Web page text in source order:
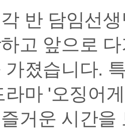
반 담임선
고 앞으로
가졌습니다.
라마 '오징어
거운 시간을